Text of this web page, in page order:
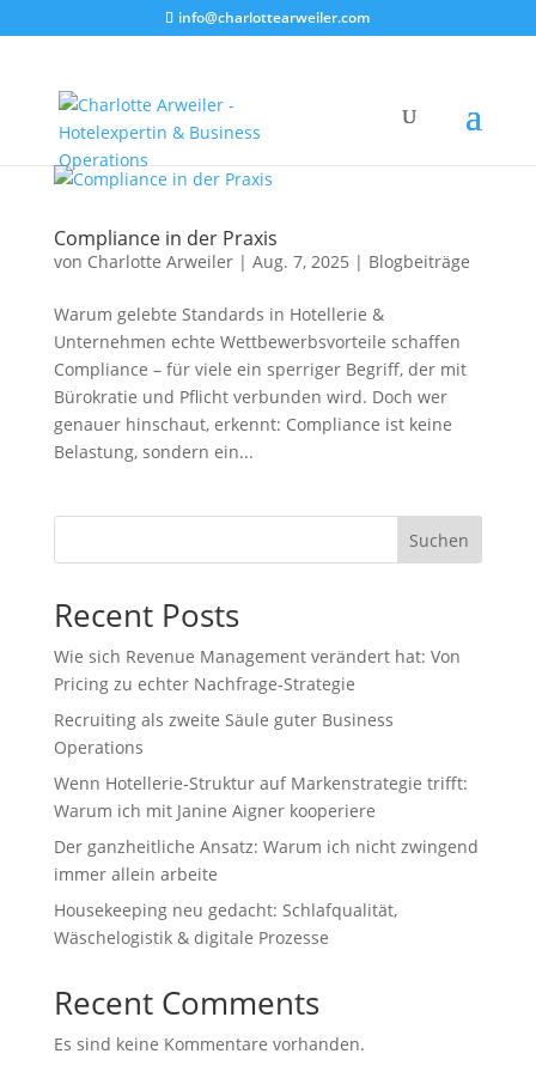
info@charlottearweiler.com
Compliance in der Praxis
von Charlotte Arweiler| Aug. 7, 2025 | Blogbeiträge
Warum gelebte Standards in Hotellerie &
Unternehmen echte Wettbewerbsvorteile schaffen
Compliance – für viele ein sperriger Begriff, der mit
Bürokratie und Pflicht verbunden wird. Doch wer
genauer hinschaut, erkennt: Compliance ist keine
Belastung, sondern ein...
Suchen
Recent Posts
Wie sich Revenue Management verändert hat: Von
Pricing zu echter Nachfrage‑Strategie
Recruiting als zweite Säule guter Business
Operations
Wenn Hotellerie‑Struktur auf Markenstrategie trifft:
Warum ich mit Janine Aigner kooperiere
Der ganzheitliche Ansatz: Warum ich nicht zwingend
immer allein arbeite
Housekeeping neu gedacht: Schlafqualität,
Wäschelogistik & digitale Prozesse
Recent Comments
Es sind keine Kommentare vorhanden.